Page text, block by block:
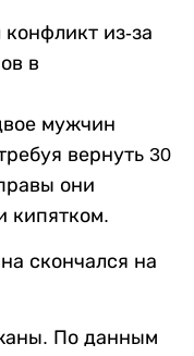
из-за
в
мужчин
вернуть 30
они
кипятком.
скончался на
По данным